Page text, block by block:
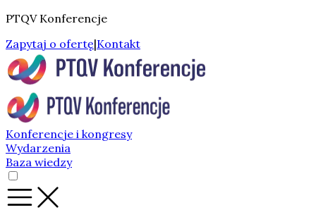
PTQV Konferencje
Zapytaj o ofertę|Kontakt
Konferencje i kongresy
Wydarzenia
Baza wiedzy